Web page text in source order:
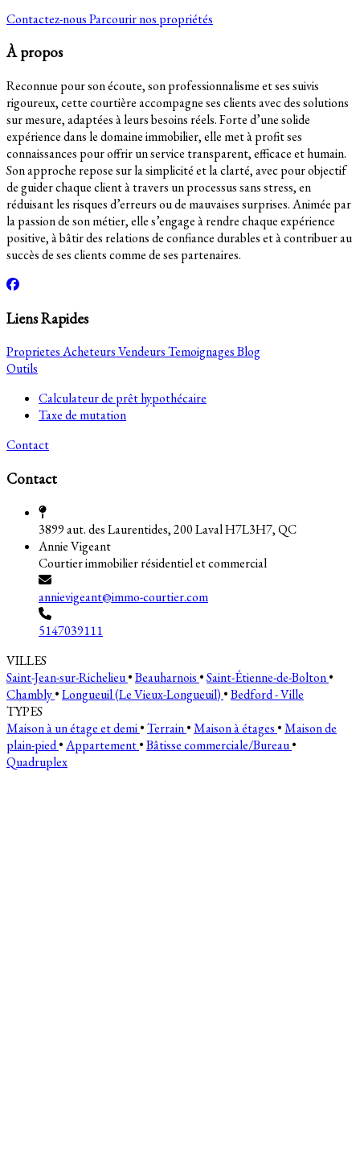
Contactez-nousParcourir nos propriétés
À propos
Reconnue pour son écoute, son professionnalisme et ses suivis
rigoureux, cette courtière accompagne ses clients avec des solutions
sur mesure, adaptées à leurs besoins réels. Forte d’une solide
expérience dans le domaine immobilier, elle met à profit ses
connaissances pour offrir un service transparent, efficace et humain.
Son approche repose sur la simplicité et la clarté, avec pour objectif
de guider chaque client à travers un processus sans stress, en
réduisant les risques d’erreurs ou de mauvaises surprises. Animée par
la passion de son métier, elle s’engage à rendre chaque expérience
positive, à bâtir des relations de confiance durables et à contribuer au
succès de ses clients comme de ses partenaires.
Liens Rapides
ProprietesAcheteursVendeursTemoignagesBlog
Outils
Calculateur de prêt hypothécaire
Taxe de mutation
Contact
Contact
3899 aut. des Laurentides, 200 Laval H7L3H7, QC
Annie Vigeant
Courtier immobilier résidentiel et commercial
annievigeant@immo-courtier.com
5147039111
VILLES
Saint-Jean-sur-Richelieu•Beauharnois •Saint-Étienne-de-Bolton•
Chambly•Longueuil (Le Vieux-Longueuil) •Bedford - Ville
TYPES
Maison à un étage et demi•Terrain•Maison à étages •Maison de
plain-pied•Appartement•Bâtisse commerciale/Bureau•
Quadruplex